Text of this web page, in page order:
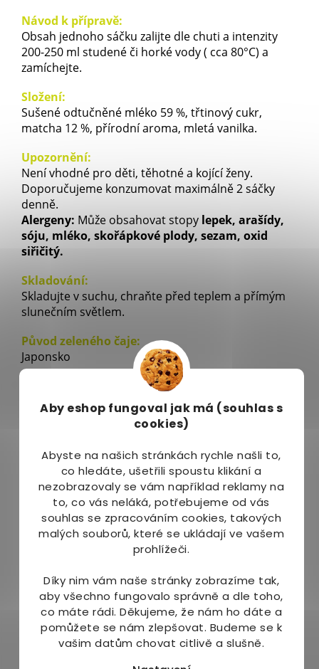
Aby eshop fungoval jak má (souhlas s
cookies)
Abyste na našich stránkách rychle našli to,
co hledáte, ušetřili spoustu klikání a
nezobrazovaly se vám například reklamy na
to, co vás neláká, potřebujeme od vás
souhlas se zpracováním cookies, takových
malých souborů, které se ukládají ve vašem
prohlížeči.
Díky nim vám naše stránky zobrazíme tak,
aby všechno fungovalo správně a dle toho,
co máte rádi. Děkujeme, že nám ho dáte a
pomůžete se nám zlepšovat. Budeme se k
vašim datům chovat citlivě a slušně.
Návod k přípravě:
Obsah jednoho sáčku zalijte dle chuti a intenzity
200-250 ml studené či horké vody ( cca 80°C) a
zamíchejte.
Složení:
Sušené odtučněné mléko 59 %, třtinový cukr,
matcha 12 %, přírodní aroma, mletá vanilka.
Upozornění:
Není vhodné pro děti, těhotné a kojící ženy.
Doporučujeme konzumovat maximálně 2 sáčky
denně.
Alergeny: Může obsahovat stopy lepek, arašídy,
sóju, mléko, skořápkové plody, sezam, oxid
siřičitý.
Skladování:
Skladujte v suchu, chraňte před teplem a přímým
slunečním světlem.
Původ zeleného čaje:
Japonsko
10 x 17 g
Králové, Česká republika.
Výživové údaje ve 100 g:
Energetická hodnota
1503 kJ/249 kcal
Tuky
- z toho nasycené mastné kyseliny
1 g
Sacharidy
- z toho cukry
59,7 g
56 g
Bílkoviny 22,8 g